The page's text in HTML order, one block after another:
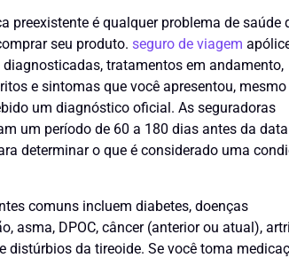
preexistente é qualquer problema de saúde
seu produto.seguro de viagem
diagnosticadas, tratamentos em andamento,
e sintomas que você apresentou, mesmo
um diagnóstico oficial. As seguradoras
um período de 60 a 180 dias antes da
determinar o que é considerado uma
comuns incluem diabetes, doenças
asma, DPOC, câncer (anterior ou atual),
distúrbios da tireoide. Se você toma